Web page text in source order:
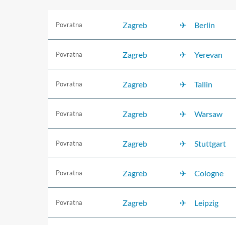
Povratna Zagreb Berlin
Povratna Zagreb Yerevan
Povratna Zagreb Tallin
Povratna Zagreb Warsaw
Povratna Zagreb Stuttgart
Povratna Zagreb Cologne
Povratna Zagreb Leipzig